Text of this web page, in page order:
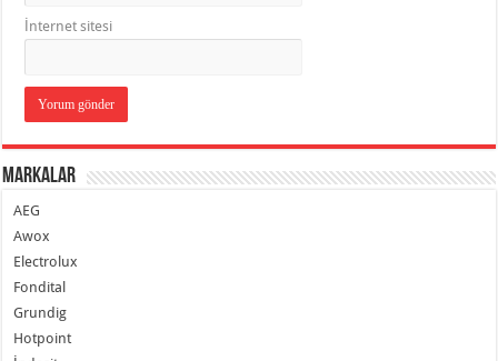
İnternet sitesi
Markalar
AEG
Awox
Electrolux
Fondital
Grundig
Hotpoint